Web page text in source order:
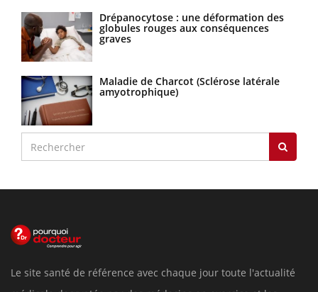
Drépanocytose : une déformation des
globules rouges aux conséquences
graves
Maladie de Charcot (Sclérose latérale
amyotrophique)
Le site santé de référence avec chaque jour toute l'actualité